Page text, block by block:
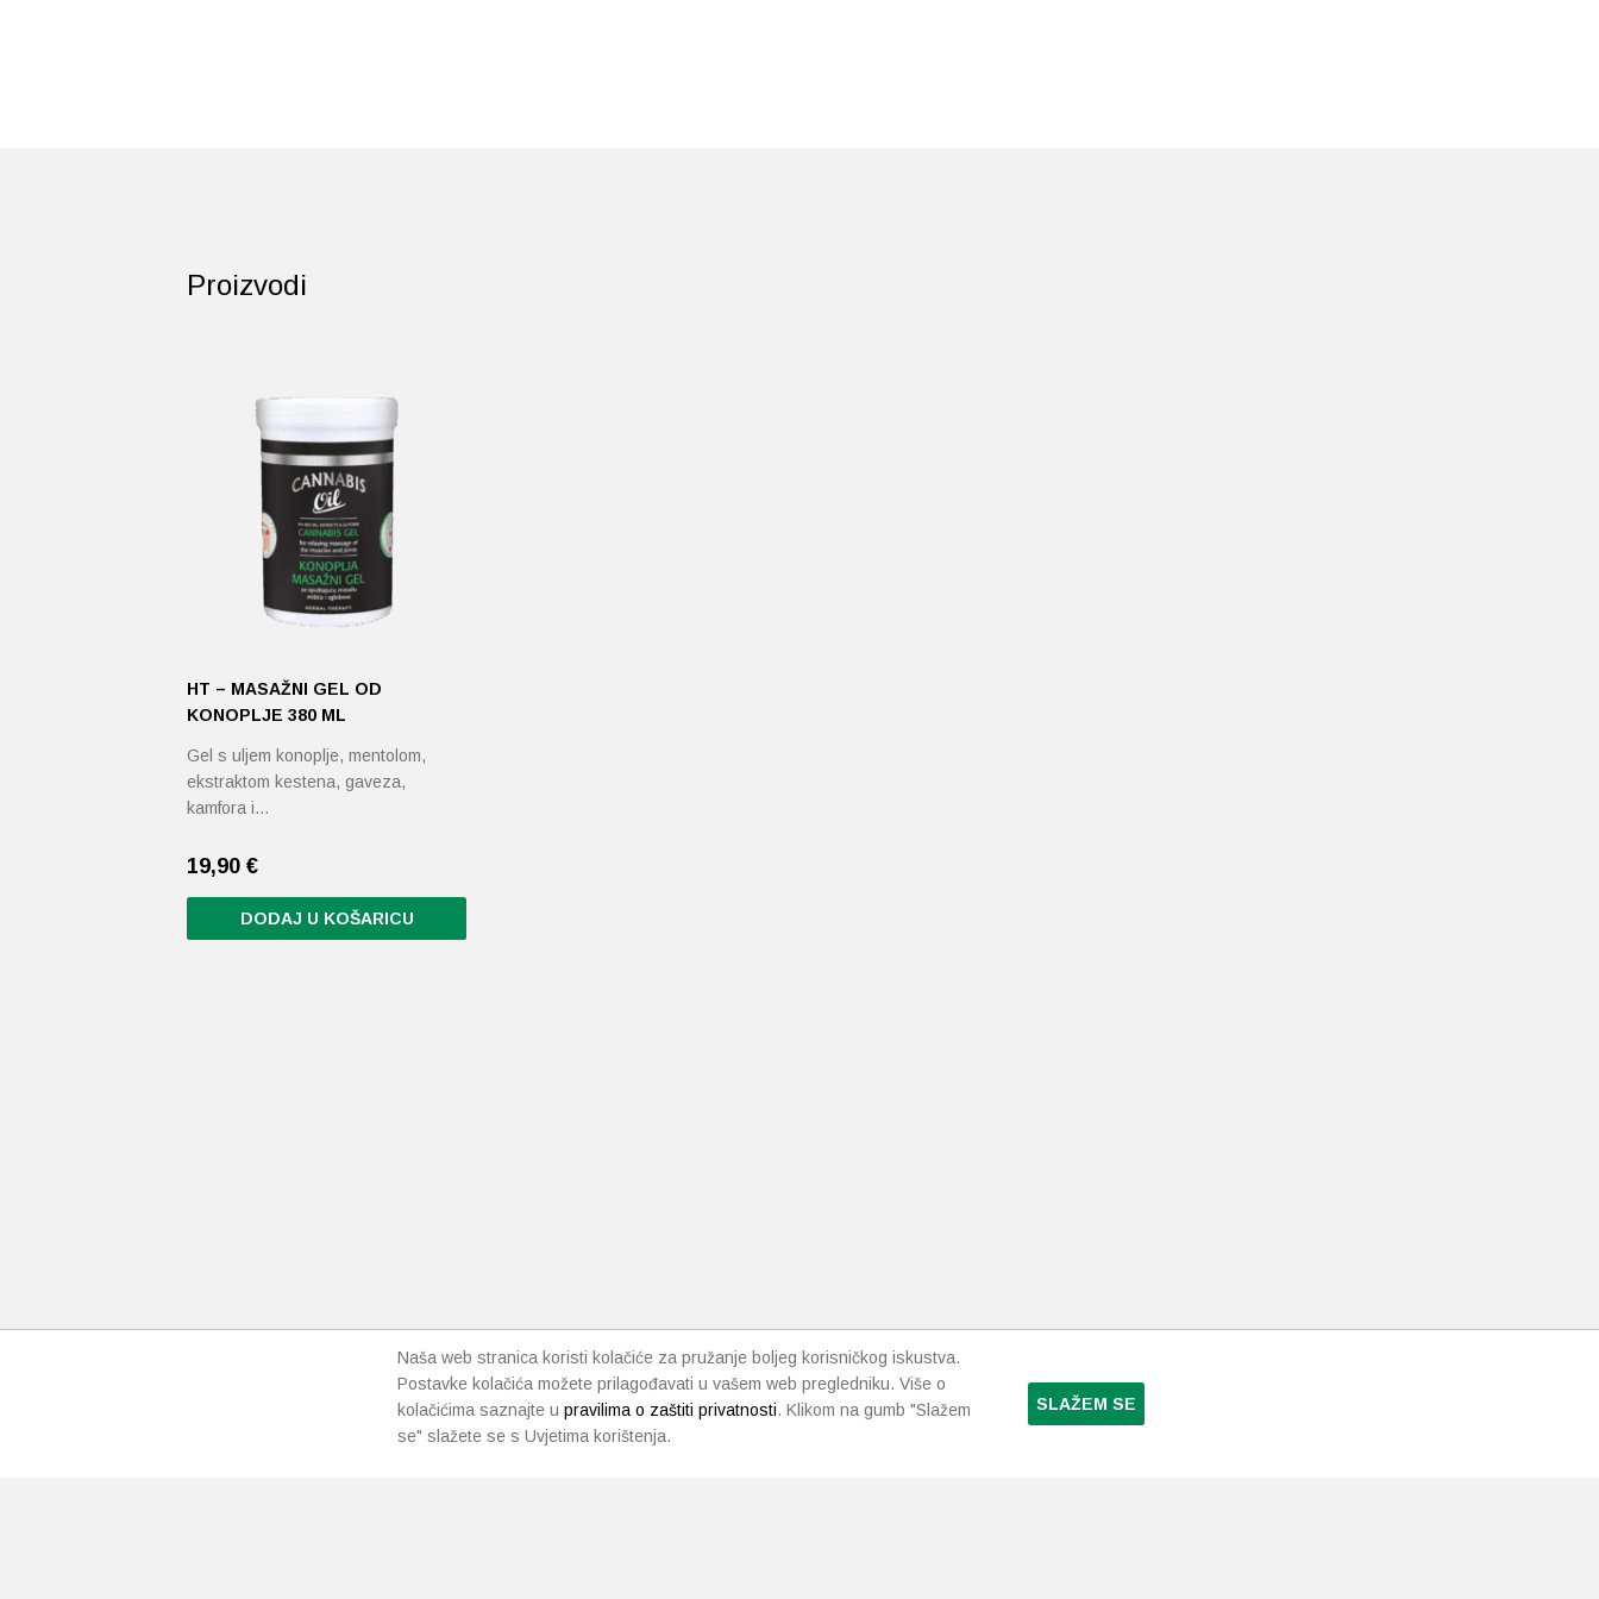
Proizvodi
HT – MASAŽNI GEL OD
KONOPLJE 380 ML
Gel s uljem konoplje, mentolom,
ekstraktom kestena, gaveza,
kamfora i…
19,90 €
DODAJ U KOŠARICU
Naša web stranica koristi kolačiće za pružanje boljeg korisničkog iskustva.
Postavke kolačića možete prilagođavati u vašem web pregledniku. Više o
kolačićima saznajte u pravilima o zaštiti privatnosti. Klikom na gumb "Slažem
se" slažete se s Uvjetima korištenja.
SLAŽEM SE